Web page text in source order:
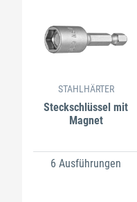
STAHLHÄRTER
Steckschlüssel mit
Magnet
6 Ausführungen